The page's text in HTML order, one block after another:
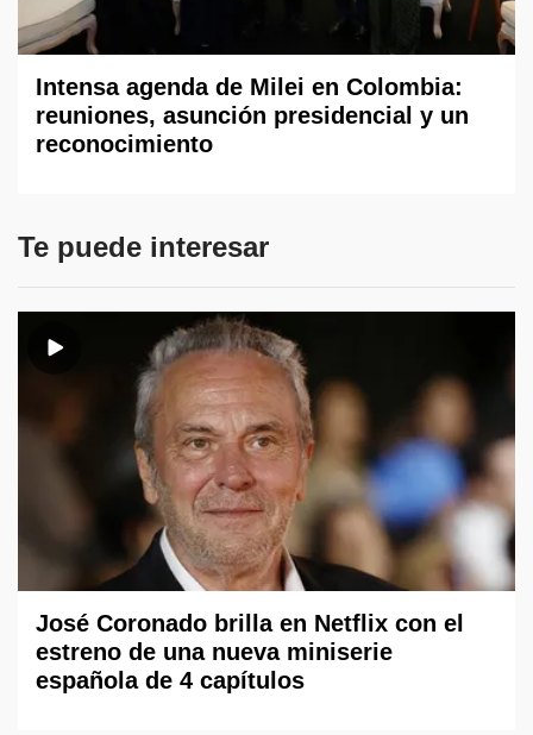
Intensa agenda de Milei en Colombia:
reuniones, asunción presidencial y un
reconocimiento
Te puede interesar
José Coronado brilla en Netflix con el
estreno de una nueva miniserie
española de 4 capítulos